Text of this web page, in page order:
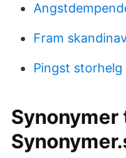
Fram
Pingst storhelg